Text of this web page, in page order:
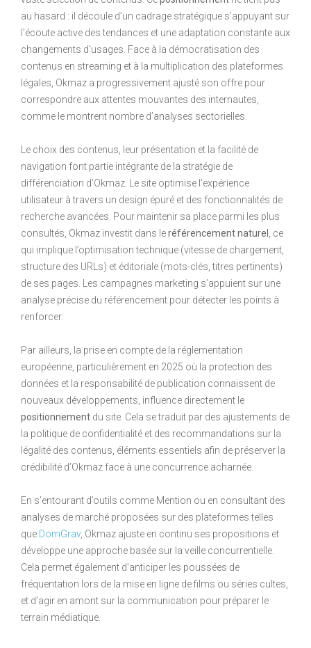
au hasard : il découle d’un cadrage stratégique s’appuyant sur
l’écoute active des tendances et une adaptation constante aux
changements d’usages. Face à la démocratisation des
contenus en streaming et à la multiplication des plateformes
légales, Okmaz a progressivement ajusté son offre pour
correspondre aux attentes mouvantes des internautes,
comme le montrent nombre d’analyses sectorielles.
Le choix des contenus, leur présentation et la facilité de
navigation font partie intégrante de la stratégie de
différenciation d’Okmaz. Le site optimise l’expérience
utilisateur à travers un design épuré et des fonctionnalités de
recherche avancées. Pour maintenir sa place parmi les plus
consultés, Okmaz investit dans leréférencement naturel
, ce
qui implique l’optimisation technique (vitesse de chargement,
structure des URLs) et éditoriale (mots-clés, titres pertinents)
de ses pages. Les campagnes marketing s’appuient sur une
analyse précise du référencement pour détecter les points à
renforcer.
Par ailleurs, la prise en compte de la réglementation
européenne, particulièrement en 2025 où la protection des
données et la responsabilité de publication connaissent de
nouveaux développements, influence directement le
positionnement du site. Cela se traduit par des ajustements de
la politique de confidentialité et des recommandations sur la
légalité des contenus, éléments essentiels afin de préserver la
crédibilité d’Okmaz face à une concurrence acharnée.
En s’entourant d’outils comme Mention ou en consultant des
analyses de marché proposées sur des plateformes telles
que DomGrav, Okmaz ajuste en continu ses propositions et
développe une approche basée sur la veille concurrentielle.
Cela permet également d’anticiper les poussées de
fréquentation lors de la mise en ligne de films ou séries cultes,
et d’agir en amont sur la communication pour préparer le
terrain médiatique.